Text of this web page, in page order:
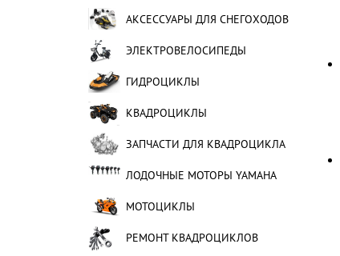
АКСЕССУАРЫ ДЛЯ СНЕГОХОДОВ
ЭЛЕКТРОВЕЛОСИПЕДЫ
ГИДРОЦИКЛЫ
КВАДРОЦИКЛЫ
ЗАПЧАСТИ ДЛЯ КВАДРОЦИКЛА
ЛОДОЧНЫЕ МОТОРЫ YAMAHA
МОТОЦИКЛЫ
РЕМОНТ КВАДРОЦИКЛОВ